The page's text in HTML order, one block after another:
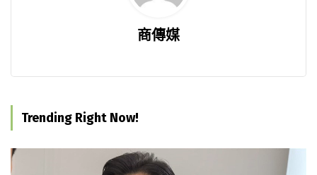
商傳媒
Trending Right Now!